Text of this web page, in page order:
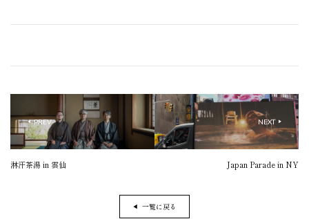
◀︎ PREV
淋汗茶湯 in 雲仙
NEXT ▶︎
Japan Parade in NY
◀︎ 一覧に戻る